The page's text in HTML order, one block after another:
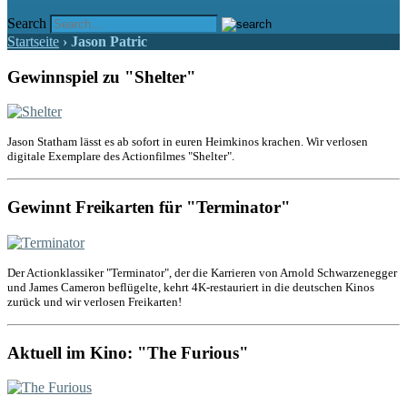
Search
Startseite › Jason Patric
Gewinnspiel zu "Shelter"
Jason Statham lässt es ab sofort in euren Heimkinos krachen. Wir verlosen
digitale Exemplare des Actionfilmes "Shelter".
Gewinnt Freikarten für "Terminator"
Der Actionklassiker "Terminator", der die Karrieren von Arnold Schwarzenegger
und James Cameron beflügelte, kehrt 4K-restauriert in die deutschen Kinos
zurück und wir verlosen Freikarten!
Aktuell im Kino: "The Furious"